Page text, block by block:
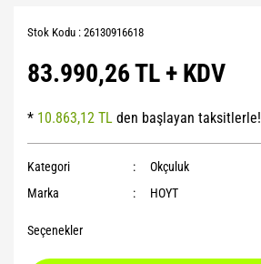
Stok Kodu : 26130916618
83.990,26 TL + KDV
* 10.863,12 TL den başlayan taksitlerle!
Kategori
Okçuluk
Marka
HOYT
Seçenekler